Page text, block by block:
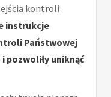
kontroli
instrukcje
Państwowej
pozwoliły uniknąć